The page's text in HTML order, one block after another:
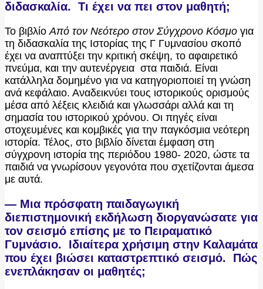
διδασκαλία. Τι έχει να πει στον μαθητή;
Το βιβλίο Από τον Νεότερο στον Σύγχρονο Κόσμο για
τη διδασκαλία της Ιστορίας της Γ Γυμνασίου σκοπό
έχει να αναπτύξει την κριτική σκέψη, το αφαιρετικό
πνεύμα, και την αυτενέργεια στα παιδιά. Είναι
κατάλληλα δομημένο για να κατηγοριοποιεί τη γνώση
ανά κεφάλαιο. Αναδεικνύει τους ιστορικούς ορισμούς
μέσα από λέξεις κλειδιά και γλωσσάρι αλλά και τη
σημασία του ιστορικού χρόνου. Οι πηγές είναι
στοχευμένες και κομβικές για την παγκόσμια νεότερη
ιστορία. Τέλος, στο βιβλίο δίνεται έμφαση στη
σύγχρονη ιστορία της περιόδου 1980- 2020, ώστε τα
παιδιά να γνωρίσουν γεγονότα που σχετίζονται άμεσα
με αυτά.
— Μια πρόσφατη παιδαγωγική
διεπιστημονική εκδήλωση διοργανώσατε για
τον σεισμό επίσης με το Πειραματικό
Γυμνάσιο. Ιδιαίτερα χρήσιμη στην Καλαμάτα
που έχει βιώσει καταστρεπτικό σεισμό. Πώς
ενεπλάκησαν οι μαθητές;